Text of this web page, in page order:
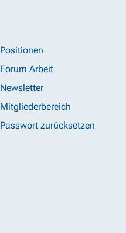
Positionen
Forum Arbeit
Newsletter
Mitgliederbereich
Passwort zurücksetzen